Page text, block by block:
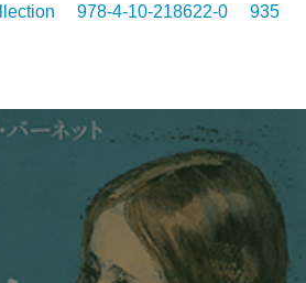
978-4-10-218622-0 935